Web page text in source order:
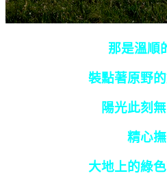
那是溫順
裝點著原野
陽光此刻
精心
大地上的綠